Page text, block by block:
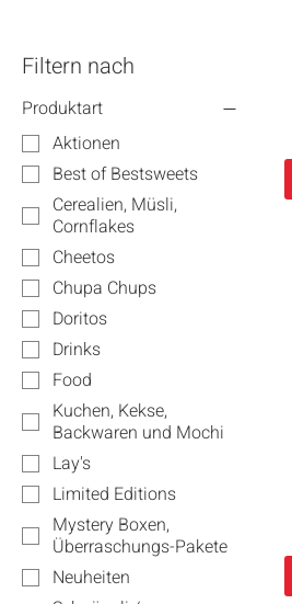
Filtern nach
Produktart
Aktionen
Best of Bestsweets
Cerealien, Müsli,
Cornflakes
Cheetos
Chupa Chups
Doritos
Drinks
Food
Kuchen, Kekse,
Backwaren und Mochi
Lay's
Limited Editions
Mystery Boxen,
Überraschungs-Pakete
Neuheiten